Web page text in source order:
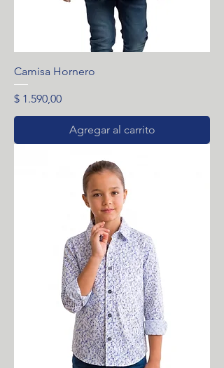
Camisa Hornero
Precio
$ 1.590,00
Agregar al carrito